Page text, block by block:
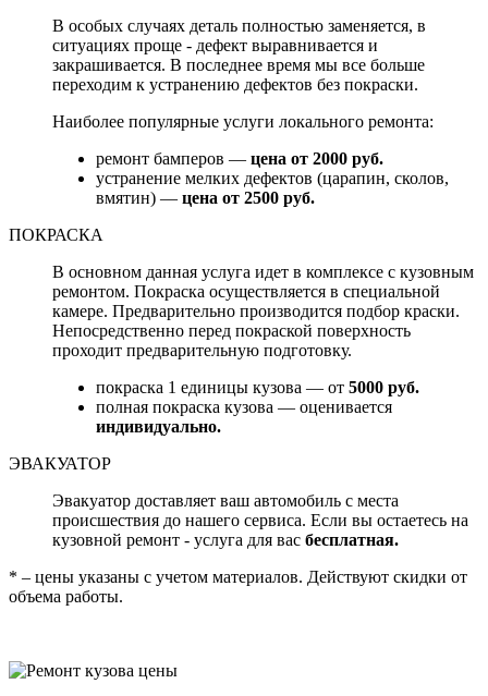
В особых случаях деталь полностью заменяется, в
ситуациях проще - дефект выравнивается и
закрашивается. В последнее время мы все больше
переходим к устранению дефектов без покраски.
Наиболее популярные услуги локального ремонта:
ремонт бамперов — цена от 2000 руб.
устранение мелких дефектов (царапин, сколов,
вмятин) — цена от 2500 руб.
ПОКРАСКА
В основном данная услуга идет в комплексе с кузовным
ремонтом. Покраска осуществляется в специальной
камере. Предварительно производится подбор краски.
Непосредственно перед покраской поверхность
проходит предварительную подготовку.
покраска 1 единицы кузова — от 5000 руб.
полная покраска кузова — оценивается
индивидуально.
ЭВАКУАТОР
Эвакуатор доставляет ваш автомобиль с места
происшествия до нашего сервиса. Если вы остаетесь на
кузовной ремонт - услуга для вас бесплатная.
* – цены указаны с учетом материалов. Действуют скидки от
объема работы.